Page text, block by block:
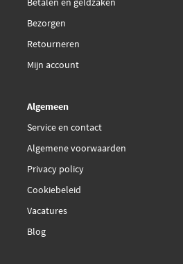
National NWC5143
QH BWC3282
TRW BWH213
Bezorgen
Retourneren
Mijn account
Algemeen
Service en contact
Algemene voorwaarden
Privacy policy
Cookiebeleid
Vacatures
Blog